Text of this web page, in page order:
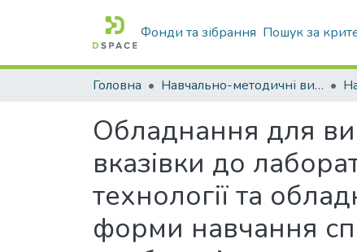
Фонди та зібрання Пошук за
Головна Навчально-методичні видання
Обладнання для
вказівки до
технології та
форми навчання